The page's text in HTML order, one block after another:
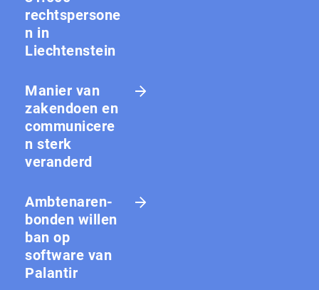
rechtspersone
n in
Liechtenstein
Manier van
zakendoen en
communicere
n sterk
veranderd
Amb­te­na­ren­
bon­den willen
ban op
software van
Palantir